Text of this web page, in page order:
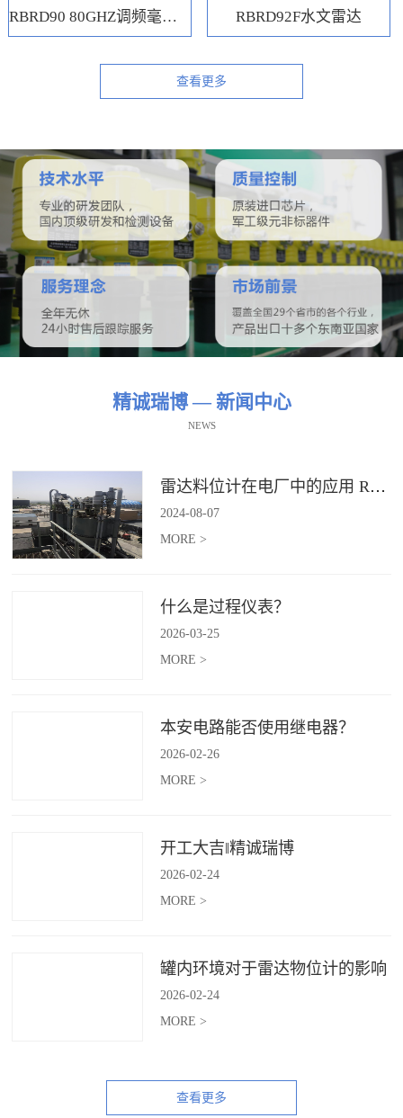
RBRD90 80GHZ调频毫米波水位计 RBRD92F水文雷达
查看更多
精诚瑞博 — 新闻中心
NEWS
雷达料位计在电厂中的应用 RBRDZB-71-6-C
2024-08-07
MORE >
什么是过程仪表？
2026-03-25
MORE >
本安电路能否使用继电器？
2026-02-26
MORE >
开工大吉‖精诚瑞博
2026-02-24
MORE >
罐内环境对于雷达物位计的影响
2026-02-24
MORE >
查看更多